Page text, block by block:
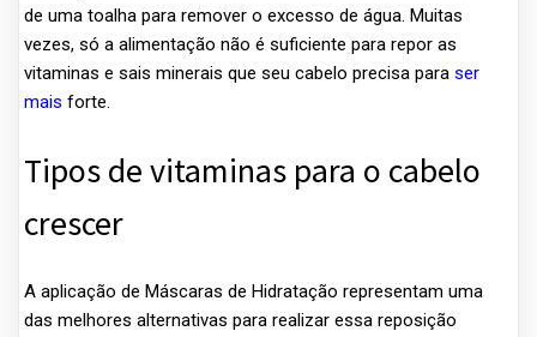
de uma toalha para remover o excesso de água. Muitas
vezes, só a alimentação não é suficiente para repor as
vitaminas e sais minerais que seu cabelo precisa para ser
mais forte.
Tipos de vitaminas para o cabelo
crescer
A aplicação de Máscaras de Hidratação representam uma
das melhores alternativas para realizar essa reposição